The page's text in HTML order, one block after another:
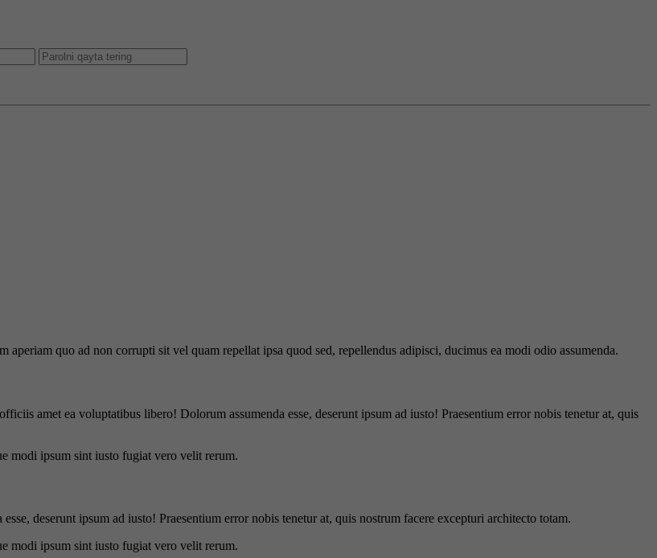
quo ad non corrupti sit vel quam repellat ipsa quod sed, repellendus adipisci, ducimus ea modi odio assumenda.
amet ea voluptatibus libero! Dolorum assumenda esse, deserunt ipsum ad iusto! Praesentium error nobis tenetur at, quis
modi ipsum sint iusto fugiat vero velit rerum.
deserunt ipsum ad iusto! Praesentium error nobis tenetur at, quis nostrum facere excepturi architecto totam.
modi ipsum sint iusto fugiat vero velit rerum.